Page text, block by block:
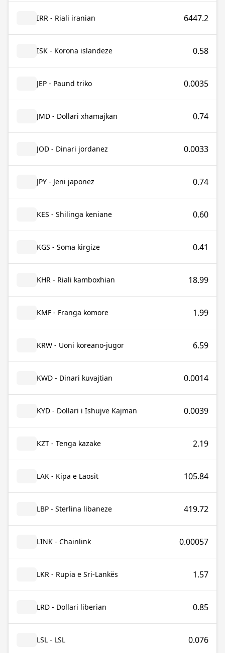
IRR - Riali iranian 6447.2
ISK - Korona islandeze 0.58
JEP - Paund triko 0.0035
JMD - Dollari xhamajkan 0.74
JOD - Dinari jordanez 0.0033
JPY - Jeni japonez 0.74
KES - Shilinga keniane 0.60
KGS - Soma kirgize 0.41
KHR - Riali kamboxhian 18.99
KMF - Franga komore 1.99
KRW - Uoni koreano-jugor 6.59
KWD - Dinari kuvajtian 0.0014
KYD - Dollari i Ishujve Kajman 0.0039
KZT - Tenga kazake 2.19
LAK - Kipa e Laosit 105.84
LBP - Sterlina libaneze 419.72
LINK - Chainlink 0.00057
LKR - Rupia e Sri-Lankës 1.57
LRD - Dollari liberian 0.85
LSL - LSL 0.076